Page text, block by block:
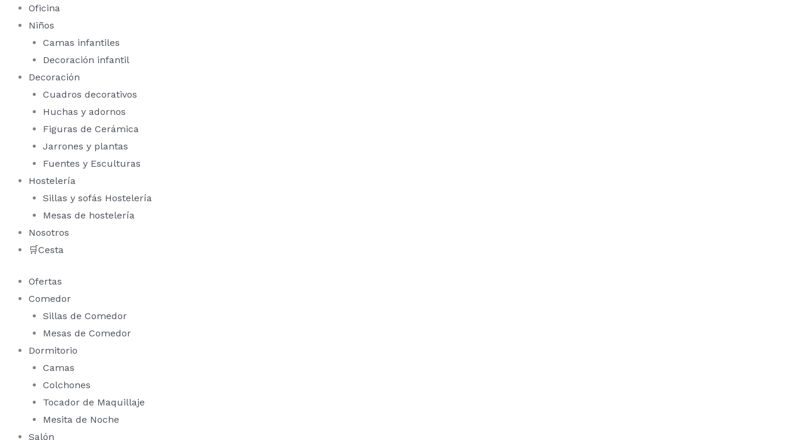
Oficina
Niños
Camas infantiles
Decoración infantil
Decoración
Cuadros decorativos
Huchas y adornos
Figuras de Cerámica
Jarrones y plantas
Fuentes y Esculturas
Hostelería
Sillas y sofás Hostelería
Mesas de hostelería
Nosotros
🛒Cesta
Ofertas
Comedor
Sillas de Comedor
Mesas de Comedor
Dormitorio
Camas
Colchones
Tocador de Maquillaje
Mesita de Noche
Salón